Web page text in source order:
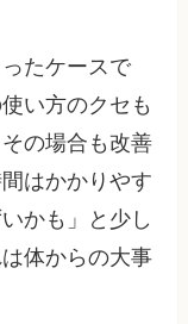
たケースで
い方のクセも
の場合も改善
はかかりやす
かも」と少し
体からの大事